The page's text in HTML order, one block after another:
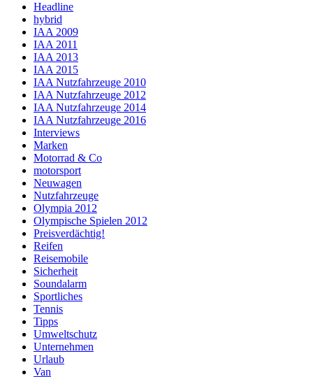
Headline
hybrid
IAA 2009
IAA 2011
IAA 2013
IAA 2015
IAA Nutzfahrzeuge 2010
IAA Nutzfahrzeuge 2012
IAA Nutzfahrzeuge 2014
IAA Nutzfahrzeuge 2016
Interviews
Marken
Motorrad & Co
motorsport
Neuwagen
Nutzfahrzeuge
Olympia 2012
Olympische Spielen 2012
Preisverdächtig!
Reifen
Reisemobile
Sicherheit
Soundalarm
Sportliches
Tennis
Tipps
Umweltschutz
Unternehmen
Urlaub
Van